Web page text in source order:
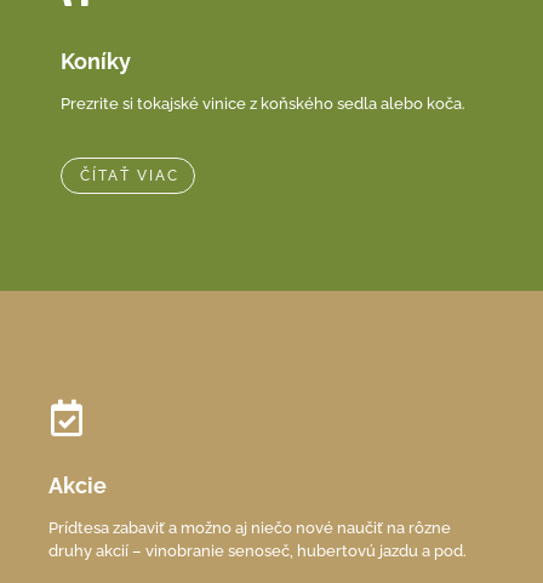
Koníky
Prezrite si tokajské vinice z koňského sedla alebo koča.
ČÍTAŤ VIAC
Akcie
Prídtesa zabaviť a možno aj niečo nové naučiť na rôzne
druhy akcií – vinobranie senoseč, hubertovú jazdu a pod.